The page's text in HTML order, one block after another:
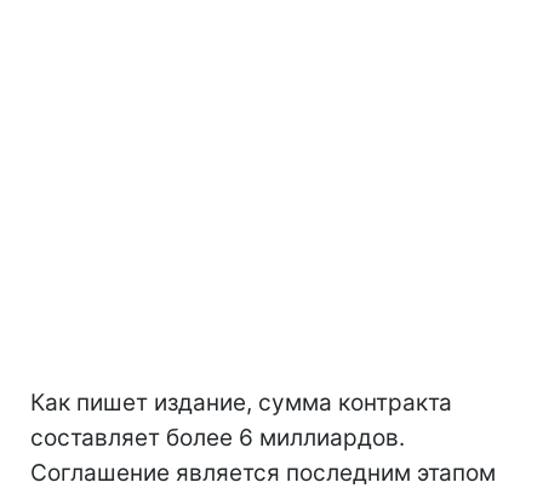
Как пишет издание, сумма контракта
составляет более 6 миллиардов.
Соглашение является последним этапом